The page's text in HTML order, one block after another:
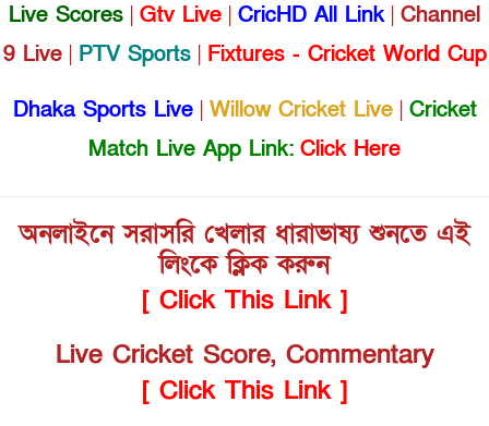
Live Scores | Gtv Live | CricHD All Link| Channel
9 Live| PTV Sports| Fixtures - Cricket World Cup
Dhaka Sports Live| Willow Cricket Live| Cricket
Match Live App Link: Click Here
অনলাইনে সরাসরি খেলার ধারাভাষ্য শুনতে এই
লিংকে ক্লিক করুন
[ Click This Link ]
Live Cricket Score, Commentary
[ Click This Link ]